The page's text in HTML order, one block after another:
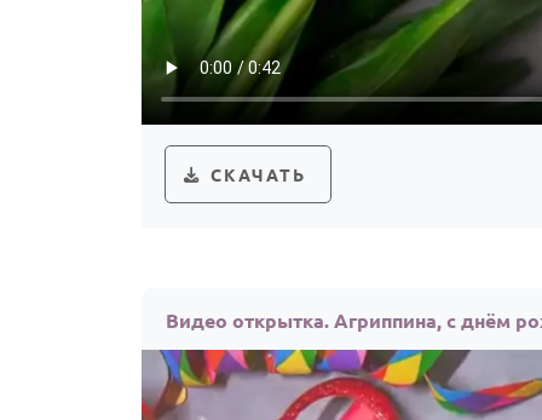
СКАЧАТЬ
Видео открытка. Агриппина, с днём